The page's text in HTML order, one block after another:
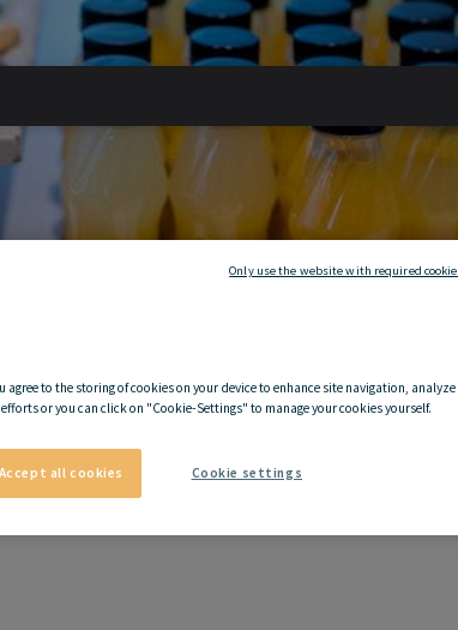
agree to the storing of cookies on your device to enhance site navigation,
or you can click on "Cookie-Settings" to manage your cookies yourself.
Accept all cookies Cookie settings
Only use the website with required